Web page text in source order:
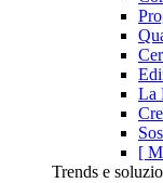
La
[
Trends e